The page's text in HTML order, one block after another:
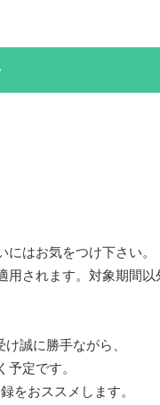
はお気をつけ下さい。
されます。対象期間以
誠に勝手ながら、
予定です。
をおススメします。